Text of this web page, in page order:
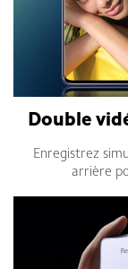
Double
Enregistrez
arrière